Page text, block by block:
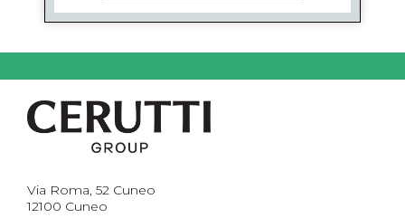
1DI 1
Via Roma, 52 Cuneo
12100 Cuneo